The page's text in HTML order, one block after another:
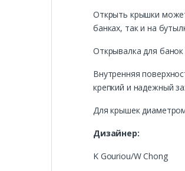
Открыть крышки
банках, так и на
Открывалка для
Внутренняя
крепкий и надежный
Для крышек
Дизайнер:
K Gouriou/W Chong